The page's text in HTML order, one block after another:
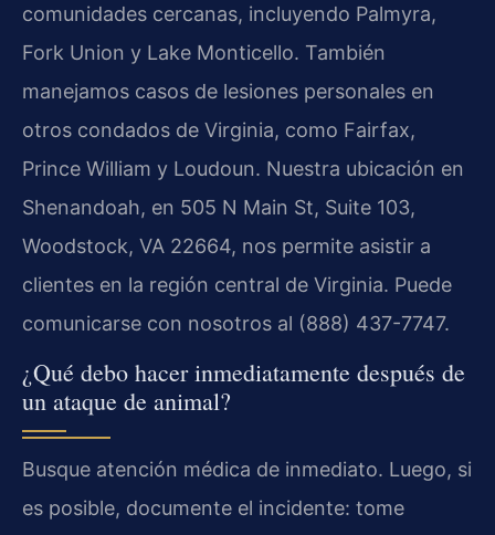
comunidades cercanas, incluyendo Palmyra,
Fork Union y Lake Monticello. También
manejamos casos de lesiones personales en
otros condados de Virginia, como Fairfax,
Prince William y Loudoun. Nuestra ubicación en
Shenandoah, en 505 N Main St, Suite 103,
Woodstock, VA 22664, nos permite asistir a
clientes en la región central de Virginia. Puede
comunicarse con nosotros al (888) 437-7747.
¿Qué debo hacer inmediatamente después de
un ataque de animal?
Busque atención médica de inmediato. Luego, si
es posible, documente el incidente: tome